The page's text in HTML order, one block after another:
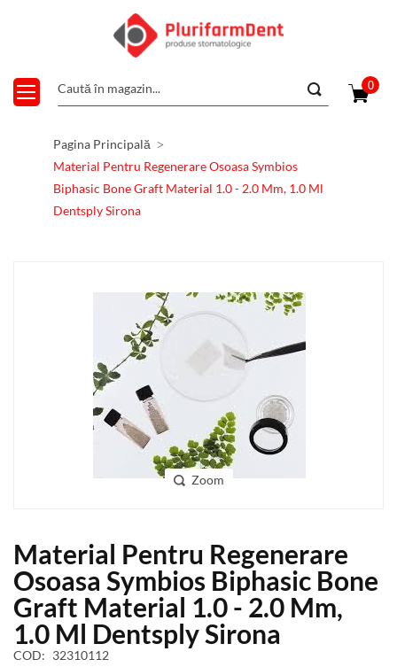
0
Pagina Principală
Material Pentru Regenerare Osoasa Symbios
Biphasic Bone Graft Material 1.0 - 2.0 Mm, 1.0 Ml
Dentsply Sirona
Material Pentru Regenerare
Osoasa Symbios Biphasic Bone
Graft Material 1.0 - 2.0 Mm,
1.0 Ml Dentsply Sirona
COD 32310112
Zoom
to
the
beginning
of
the
images
gallery